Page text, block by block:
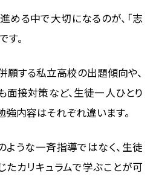
る中で大切になるのが、「志
す。
願する私立高校の出題傾向や、
接対策など、生徒一人ひとり
内容はそれぞれ違います。
うな一斉指導ではなく、生徒
カリキュラムで学ぶことが可